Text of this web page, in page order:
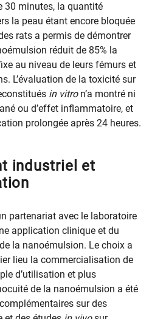
30 minutes, la quantité
la peau étant encore bloquée
rats a permis de démontrer
réduit de 85% la
au niveau de leurs fémurs et
L’évaluation de la toxicité sur
in vitro n’a montré ni
ou d’effet inflammatoire, et
prolongée après 24 heures.
industriel et
partenariat avec le laboratoire
application clinique et du
la nanoémulsion. Le choix a
lieu la commercialisation de
d’utilisation et plus
de la nanoémulsion a été
sur des